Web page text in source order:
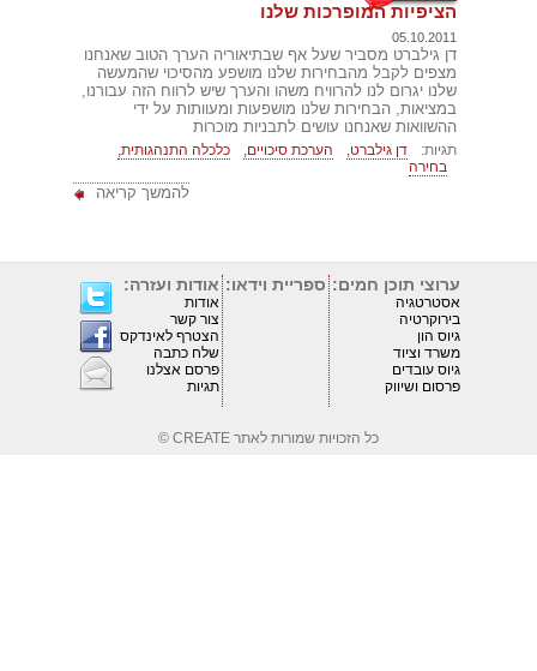
הציפיות המופרכות שלנו
05.10.2011
דן גילברט מסביר שעל אף שבתיאוריה הערך הטוב שאנחנו
מצפים לקבל מהבחירות שלנו מושפע מהסיכוי שהמעשה
שלנו יגרום לנו להרוויח משהו והערך שיש לרווח הזה עבורנו,
במציאות, הבחירות שלנו מושפעות ומעוותות על ידי
ההשוואות שאנחנו עושים לתבניות מוכרות
תגיות: דן גילברט, הערכת סיכויים,
כלכלה התנהגותית,
בחירה
להמשך קריאה
ערוצי תוכן חמים:
אסטרטגיה
בירוקרטיה
גיוס הון
משרד וציוד
גיוס עובדים
פרסום ושיווק
ספריית וידאו: אודות ועזרה:
אודות
צור קשר
הצטרף לאינדקס
שלח כתבה
פרסם אצלנו
תגיות
כל הזכויות שמורות לאתר CREATE ©